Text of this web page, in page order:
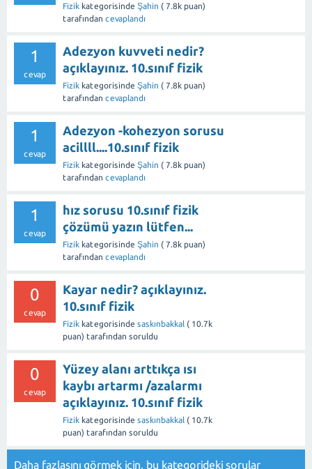
Fizik kategorisinde Şahin ( 7.8k puan)
tarafından cevaplandı
1
cevap
Adezyon kuvveti nedir?
açıklayınız. 10.sınıf fizik
Fizik kategorisinde Şahin ( 7.8k puan)
tarafından cevaplandı
1
cevap
Adezyon -kohezyon sorusu
acillll....10.sınıf fizik
Fizik kategorisinde Şahin ( 7.8k puan)
tarafından cevaplandı
1
cevap
hız sorusu 10.sınıf fizik
çözümü yazın lütfen...
Fizik kategorisinde Şahin ( 7.8k puan)
tarafından cevaplandı
0
cevap
Kayar nedir? açıklayınız.
10.sınıf fizik
Fizik kategorisinde saskınbakkal ( 10.7k
puan) tarafından soruldu
0
cevap
Yüzey alanı arttıkça ısı
kaybı artarmı /azalarmı
açıklayınız. 10.sınıf fizik
Fizik kategorisinde saskınbakkal ( 10.7k
puan) tarafından soruldu
Daha fazlasını görmek için, bu kategorideki sorular